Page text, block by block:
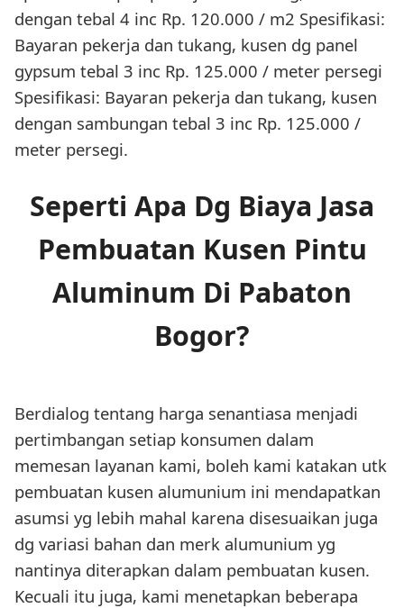
dengan tebal 4 inc Rp. 120.000 / m2 Spesifikasi:
Bayaran pekerja dan tukang, kusen dg panel
gypsum tebal 3 inc Rp. 125.000 / meter persegi
Spesifikasi: Bayaran pekerja dan tukang, kusen
dengan sambungan tebal 3 inc Rp. 125.000 /
meter persegi.
Seperti Apa Dg Biaya Jasa
Pembuatan Kusen Pintu
Aluminum Di Pabaton
Bogor?
Berdialog tentang harga senantiasa menjadi
pertimbangan setiap konsumen dalam
memesan layanan kami, boleh kami katakan utk
pembuatan kusen alumunium ini mendapatkan
asumsi yg lebih mahal karena disesuaikan juga
dg variasi bahan dan merk alumunium yg
nantinya diterapkan dalam pembuatan kusen.
Kecuali itu juga, kami menetapkan beberapa